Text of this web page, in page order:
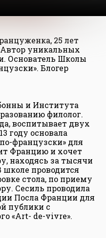
25 лет
уникальных
Основатель Школы
Блогер
и Института
филолог.
воспитывает двух
году основала
французски» для
Францию и хочет
находясь за тысячи
проводится
стола, по приему
Сесиль проводила
Посла Франции для
публики с
«Art- de-vivre».